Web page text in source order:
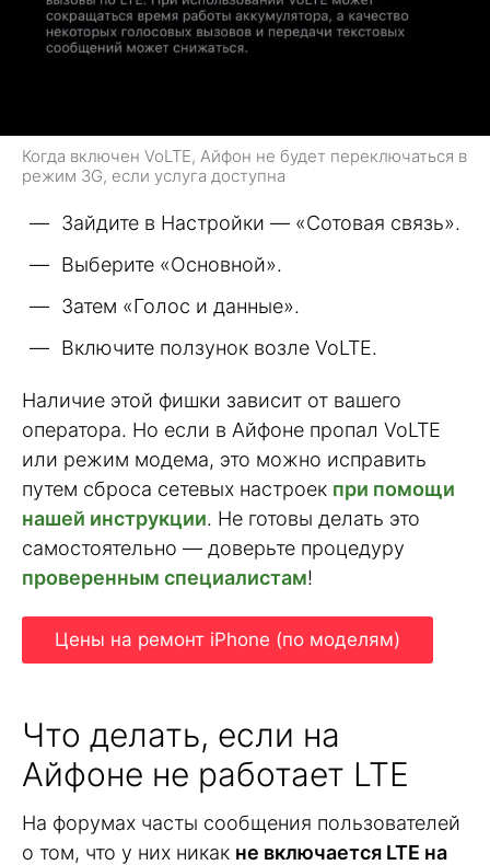
Когда включен VoLTE, Айфон не будет переключаться в
режим 3G, если услуга доступна
Зайдите в Настройки — «Сотовая связь».
Выберите «Основной».
Затем «Голос и данные».
Включите ползунок возле VoLTE.
Наличие этой фишки зависит от вашего
оператора. Но если в Айфоне пропал VoLTE
или режим модема, это можно исправить
путем сброса сетевых настроек при помощи
нашей инструкции. Не готовы делать это
самостоятельно — доверьте процедуру
проверенным специалистам!
Цены на ремонт iPhone (по моделям)
Что делать, если на
Айфоне не работает LTE
На форумах часты сообщения пользователей
о том, что у них никак не включается LTE на